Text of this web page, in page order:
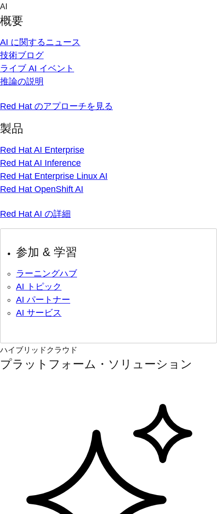
Skip
content
AI
概要
AI に関するニュース
技術ブログ
ライブ AI イベント
推論の説明
Red Hat のアプローチを見る
製品
Red Hat AI Enterprise
Red Hat AI Inference
Red Hat Enterprise Linux AI
Red Hat OpenShift AI
Red Hat AI の詳細
参加 & 学習
ラーニングハブ
AI トピック
AI パートナー
AI サービス
ハイブリッドクラウド
プラットフォーム・ソリューション